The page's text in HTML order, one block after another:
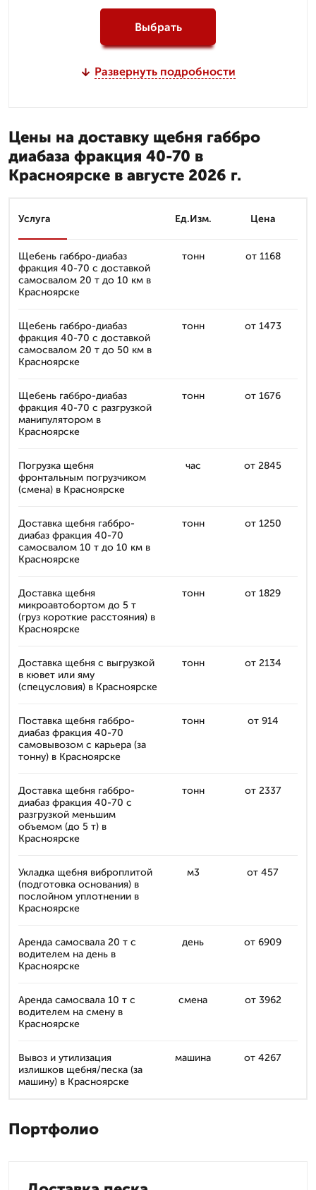
Выбрать
Развернуть подробности
Цены на доставку щебня габбро
диабаза фракция 40-70 в
Красноярске в августе 2026 г.
Услуга Ед.Изм. Цена
Щебень габбро-диабаз
фракция 40-70 с доставкой
самосвалом 20 т до 10 км в
Красноярске
тонн от 1168
Щебень габбро-диабаз
фракция 40-70 с доставкой
самосвалом 20 т до 50 км в
Красноярске
тонн от 1473
Щебень габбро-диабаз
фракция 40-70 с разгрузкой
манипулятором в
Красноярске
тонн от 1676
Погрузка щебня
фронтальным погрузчиком
(смена) в Красноярске
час от 2845
Доставка щебня габбро-
диабаз фракция 40-70
самосвалом 10 т до 10 км в
Красноярске
тонн от 1250
Доставка щебня
микроавтобортом до 5 т
(груз короткие расстояния) в
Красноярске
тонн от 1829
Доставка щебня с выгрузкой
в кювет или яму
(спецусловия) в Красноярске
тонн от 2134
Поставка щебня габбро-
диабаз фракция 40-70
самовывозом с карьера (за
тонну) в Красноярске
тонн от 914
Доставка щебня габбро-
диабаз фракция 40-70 с
разгрузкой меньшим
объемом (до 5 т) в
Красноярске
тонн от 2337
Укладка щебня виброплитой
(подготовка основания) в
послойном уплотнении в
Красноярске
м3 от 457
Аренда самосвала 20 т с
водителем на день в
Красноярске
день от 6909
Аренда самосвала 10 т с
водителем на смену в
Красноярске
смена от 3962
Вывоз и утилизация
излишков щебня/песка (за
машину) в Красноярске
машина от 4267
Портфолио